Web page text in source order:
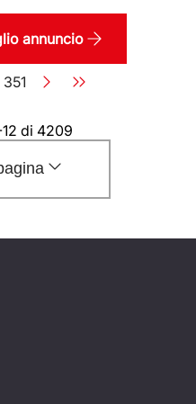
annuncio
Pagina
351
12 di 4209